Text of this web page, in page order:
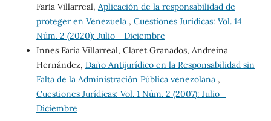
Faría Villarreal, Aplicación de la responsabilidad de
proteger en Venezuela , Cuestiones Jurídicas: Vol. 14
Núm. 2 (2020): Julio - Diciembre
Innes Faría Villarreal, Claret Granados, Andreína
Hernández, Daño Antijurídico en la Responsabilidad sin
Falta de la Administración Pública venezolana ,
Cuestiones Jurídicas: Vol. 1 Núm. 2 (2007): Julio -
Diciembre